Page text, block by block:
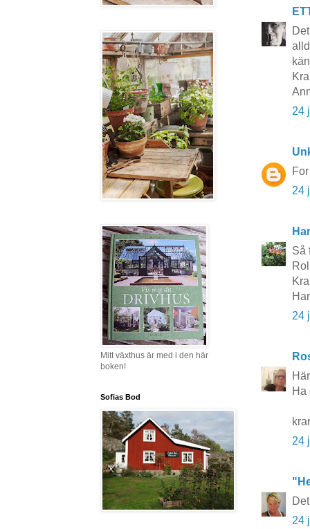
24
24
Så
24
Ha
24
24
Mitt växthus är med i den här
boken!
Sofias Bod